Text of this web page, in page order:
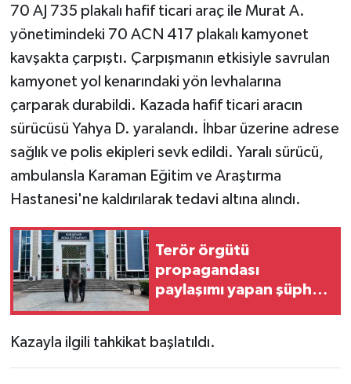
70 AJ 735 plakalı hafif ticari araç ile Murat A.
yönetimindeki 70 ACN 417 plakalı kamyonet
kavşakta çarpıştı. Çarpışmanın etkisiyle savrulan
kamyonet yol kenarındaki yön levhalarına
çarparak durabildi. Kazada hafif ticari aracın
sürücüsü Yahya D. yaralandı. İhbar üzerine adrese
sağlık ve polis ekipleri sevk edildi. Yaralı sürücü,
ambulansla Karaman Eğitim ve Araştırma
Hastanesi'ne kaldırılarak tedavi altına alındı.
Terör örgütü
propagandası
paylaşımı yapan şüpheli
Kazayla ilgili tahkikat başlatıldı.